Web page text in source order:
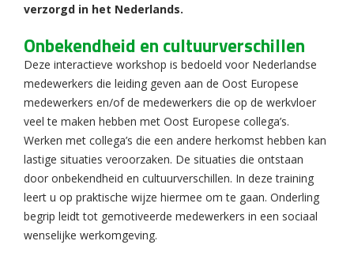
verzorgd in het Nederlands.
Onbekendheid en cultuurverschillen
Deze interactieve workshop is bedoeld voor Nederlandse
medewerkers die leiding geven aan de Oost Europese
medewerkers en/of de medewerkers die op de werkvloer
veel te maken hebben met Oost Europese collega’s.
Werken met collega’s die een andere herkomst hebben kan
lastige situaties veroorzaken. De situaties die ontstaan
door onbekendheid en cultuurverschillen. In deze training
leert u op praktische wijze hiermee om te gaan. Onderling
begrip leidt tot gemotiveerde medewerkers in een sociaal
wenselijke werkomgeving.